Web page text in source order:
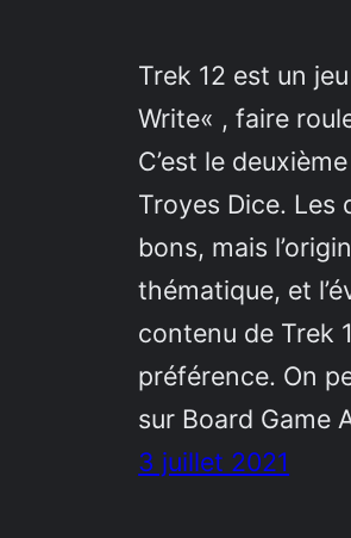
Trek 12 est un
Write« , faire
C’est le
Troyes Dice. Les
bons, mais
thématique, et
contenu de Trek
préférence. On
sur Board Game
3 juillet 2021